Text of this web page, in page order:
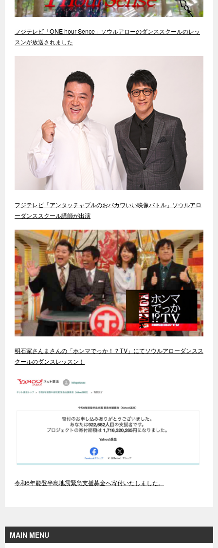
フジテレビ「ONE hour Sence」ソウルアローのダンススクールのレッ
スンが放送されました
フジテレビ「アンタッチャブルのおバカワいい映像バトル」ソウルアロ
ーダンススクール講師が出演
明石家さんまさんの「ホンマでっか！？TV」にてソウルアローダンスス
クールのダンスレッスン！
令和6年能登半島地震緊急支援募金へ寄付いたしました。
MAIN MENU